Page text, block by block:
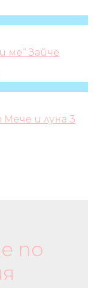
ме“ Зайче
и луна 3
по